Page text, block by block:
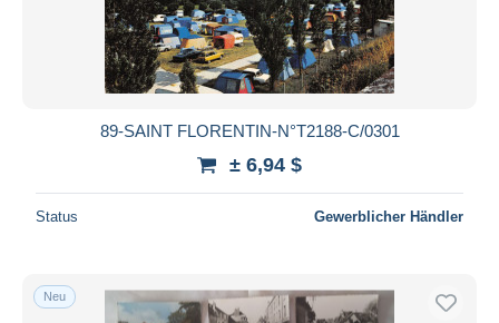
89-SAINT FLORENTIN-N°T2188-C/0301
± 6,94 $
Status Gewerblicher Händler
Neu